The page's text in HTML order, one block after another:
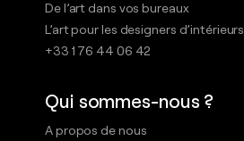
De l’art dans vos bureaux
L’art pour les designers d’intérieurs
+33 1 76 44 06 42
Qui sommes-nous ?
A propos de nous